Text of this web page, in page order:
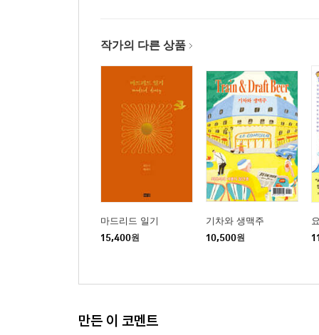
작가의 다른 상품
마드리드 일기
15,400원
기차와 생맥주
10,500원
만든 이 코멘트